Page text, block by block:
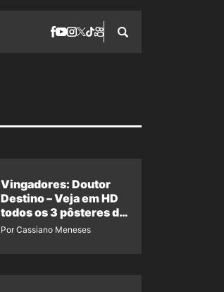
Vingadores: Doutor
Destino – Veja em HD
todos os 3 pôsteres de
‘Doomsday’ + 1 imagem
Por Cassiano Meneses